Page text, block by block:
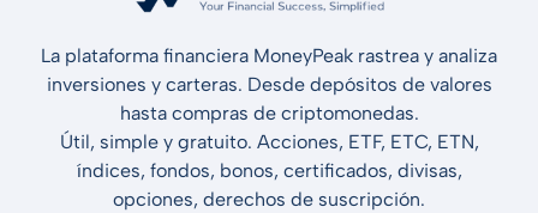
La plataforma financiera MoneyPeak rastrea y analiza
inversiones y carteras. Desde depósitos de valores
hasta compras de criptomonedas.
Útil, simple y gratuito. Acciones, ETF, ETC, ETN,
índices, fondos, bonos, certificados, divisas,
opciones, derechos de suscripción.